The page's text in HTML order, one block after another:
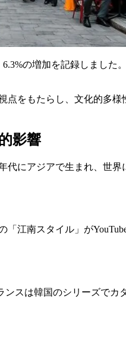
の増加を記録しまし
をもたらし、文化的多
影響
にアジアで生まれ、世
「江南スタイル」が
スは韓国のシリーズでカ